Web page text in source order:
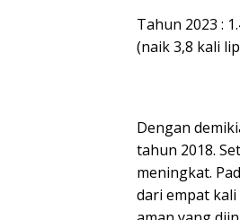
Tahun 2023 :
(naik 3,8 kali
Dengan
tahun 2018.
meningkat.
dari empat